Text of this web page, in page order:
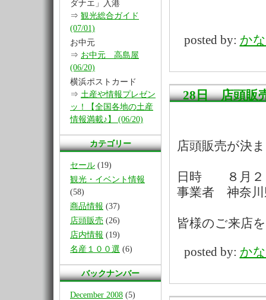
ダナエ」入港
⇒ 観光総合ガイド
(07/01)
お中元
⇒ お中元 高島屋
(06/20)
横浜ポストカード
⇒ 土産や情報プレゼン
ッ！【全国各地の土産
情報満載♪】 (06/20)
カテゴリー
セール (19)
観光・イベント情報
(58)
商品情報 (37)
店頭販売 (26)
店内情報 (19)
名産１００選 (6)
バックナンバー
December 2008 (5)
posted by: か
28日 店頭販
店頭販売が決
日時 ８月２
事業者 神奈川
皆様のご来店
posted by: か